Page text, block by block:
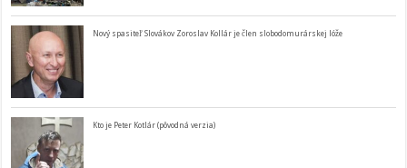
Nový spasiteľ Slovákov Zoroslav Kollár je člen slobodomurárskej lóže
Kto je Peter Kotlár (pôvodná verzia)